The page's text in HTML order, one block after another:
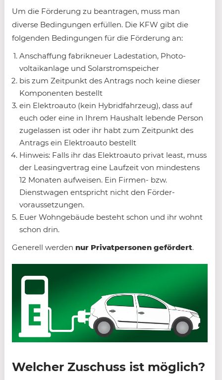
Um die Förderung zu beantragen, muss man
diverse Bedingungen erfüllen. Die KFW gibt die
folgenden Bedingungen für die Förderung an:
Anschaffung fabrikneuer Ladestation, Photo­
voltaik­anlage und Solar­strom­speicher
bis zum Zeit­punkt des Antrags noch keine dieser
Komponenten bestellt
ein Elektro­auto (kein Hybridfahrzeug), dass auf
euch oder eine in Ihrem Haus­halt lebende Person
zugelassen ist oder ihr habt zum Zeit­punkt des
Antrags ein Elektro­auto bestellt
Hinweis: Falls ihr das Elektro­auto privat least, muss
der Leasing­vertrag eine Laufzeit von mindestens
12 Monaten aufweisen. Ein Firmen- bzw.
Dienstwagen entspricht nicht den Förder­
voraussetzungen.
Euer Wohngebäude besteht schon und ihr wohnt
schon drin.
Generell werden nur Privatpersonen gefördert.
Welcher Zuschuss ist möglich?